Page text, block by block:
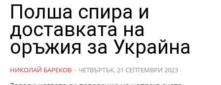
Полша спира и
доставката на
оръжия за Украйна
НИКОЛАЙ БАРЕКОВ - ЧЕТВЪРТЪК, 21 СЕПТЕМВРИ 2023